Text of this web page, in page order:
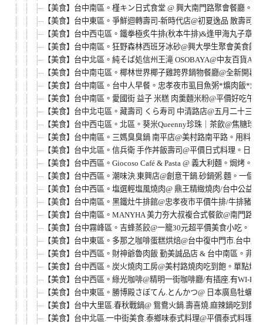
【美食】台中南區。槿キン日式食堂 @ 興大南門路聚會餐廳。
【美食】台中東區。爭鮮迴轉壽司-新時代店@初夏逸品 散壽司
【美食】台中西屯區。鐵拳極炙牛排(秋本牛排)&逢甲海丸子章
【美食】台中南區。狂野森林西班牙冰砂@興大學生聚會美食
【美食】台中北區。純そば処信州王滝 OSOBAYA@中友百貨
【美食】台中南屯區。椰林世界椰子雞跨界鍋物餐廳@全新開
【美食】台中南區。台中人早餐。忠孝夜市虱目魚粥*爌肉飯*
【美食】台中南區。愛國街 益子 米糕 肉羹麵米粉@平價好吃午
【美食】台中北屯區。藏壽司 くら寿司 中清路店@五月二十三
【美食】台中西屯區。北區。葵米Queenny珍珠｜茶飲@焦糖
【美食】台中南區。三媽臭臭鍋 南平店@美村路南平路。用料
【美食】台中北區。信兵衛 手作丼飯壽司@平價日式料理。日
【美食】台中西區。Giocoso Café & Pasta @ 義大利麵。焗烤
【美食】台中西區。潮味決.東興店@創意干鍋.砂鍋粥.麵。一
【美食】台中西區。塩選輕塩風燒肉@ 鼎王精緻燒肉/台中公益
【美食】台中南區。黑鐵灶牛排館@忠孝夜市平價牛排/牛排豬
【美食】台中南區。MANYHA 美力夯大叔複合式餐飲@南門路
【美食】台中霧峰區。吉蜂蒸餃@一籠30元超平價美食小吃。
【美食】台中東區。多那之咖啡蛋糕烘焙@台中復中門市.台中路
【美食】台中西區。財神爺魯肉飯 勤美誠品店 & 台中南區。非
【美食】台中西區。炭火燒肉工房@美村路燒肉吃到飽。單點燒
【美食】台中西區。綠光咖啡@精明一街咖啡廳/有插座.有WI-
【美食】台中東區。勝博殿さぼてん.とんかつ@ 日本廣島牡蠣
【美食】台中大里區.春秋戰鍋@ 鴛鴦火鍋.壽喜燒.麻辣鍋吃到
【美食】台中北區.一中街美食.泰鄉味泰式料理@平價泰式料理.